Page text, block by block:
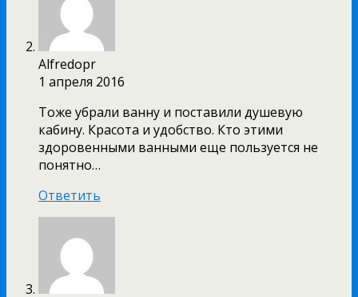
Alfredopr
1 апреля 2016
Тоже убрали ванну и поставили душевую
кабину. Красота и удобство. Кто этими
здоровенными ванными еще пользуется не
понятно…
Ответить